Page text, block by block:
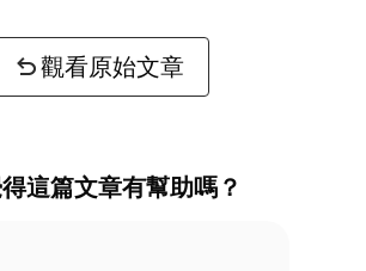
觀看原始文章
這篇文章有幫助嗎？